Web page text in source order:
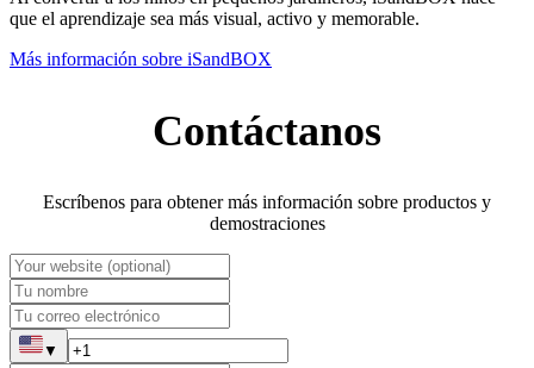
que el aprendizaje sea más visual, activo y memorable.
Más información sobre iSandBOX
Contáctanos
Escríbenos para obtener más información sobre productos y
demostraciones
▼